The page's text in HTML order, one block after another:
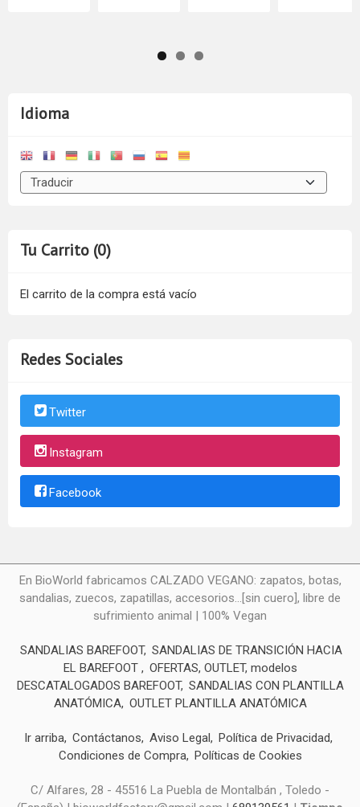
Idioma
Tu Carrito (0)
El carrito de la compra está vacío
Redes Sociales
Twitter
Instagram
Facebook
En BioWorld fabricamos CALZADO VEGANO: zapatos, botas,
sandalias, zuecos, zapatillas, accesorios...[sin cuero], libre de
sufrimiento animal | 100% Vegan
SANDALIAS BAREFOOT SANDALIAS DE TRANSICIÓN HACIA
EL BAREFOOT
OFERTAS, OUTLET, modelos
DESCATALOGADOS BAREFOOT SANDALIAS CON PLANTILLA
ANATÓMICA OUTLET PLANTILLA ANATÓMICA
Ir arriba Contáctanos Aviso Legal
Política de Privacidad
Condiciones de Compra Políticas de Cookies
C/ Alfares, 28 - 45516 La Puebla de Montalbán , Toledo -